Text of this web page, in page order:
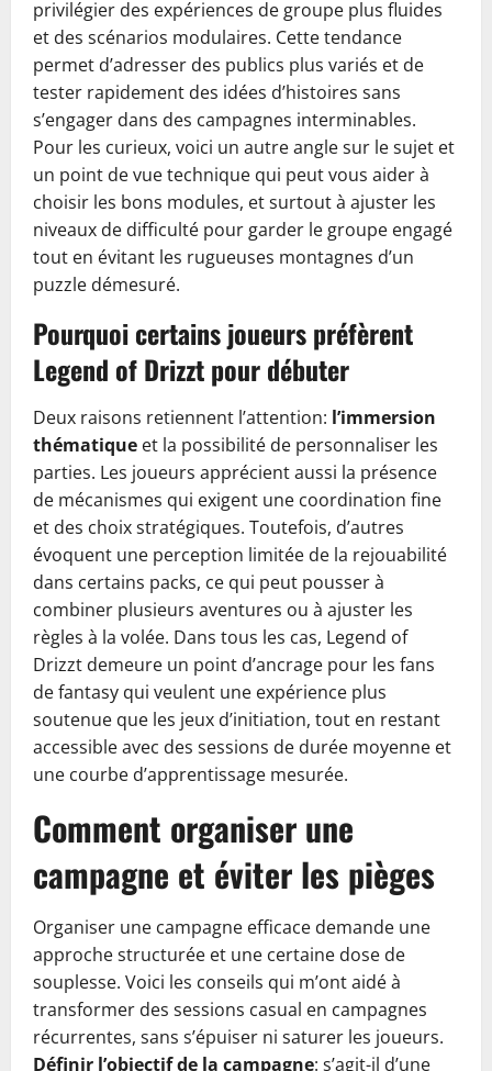
privilégier des expériences de groupe plus fluides
et des scénarios modulaires. Cette tendance
permet d’adresser des publics plus variés et de
tester rapidement des idées d’histoires sans
s’engager dans des campagnes interminables.
Pour les curieux, voici un autre angle sur le sujet et
un point de vue technique qui peut vous aider à
choisir les bons modules, et surtout à ajuster les
niveaux de difficulté pour garder le groupe engagé
tout en évitant les rugueuses montagnes d’un
puzzle démesuré.
Pourquoi certains joueurs préfèrent
Legend of Drizzt pour débuter
Deux raisons retiennent l’attention: l’immersion
thématique et la possibilité de personnaliser les
parties. Les joueurs apprécient aussi la présence
de mécanismes qui exigent une coordination fine
et des choix stratégiques. Toutefois, d’autres
évoquent une perception limitée de la rejouabilité
dans certains packs, ce qui peut pousser à
combiner plusieurs aventures ou à ajuster les
règles à la volée. Dans tous les cas, Legend of
Drizzt demeure un point d’ancrage pour les fans
de fantasy qui veulent une expérience plus
soutenue que les jeux d’initiation, tout en restant
accessible avec des sessions de durée moyenne et
une courbe d’apprentissage mesurée.
Comment organiser une
campagne et éviter les pièges
Organiser une campagne efficace demande une
approche structurée et une certaine dose de
souplesse. Voici les conseils qui m’ont aidé à
transformer des sessions casual en campagnes
récurrentes, sans s’épuiser ni saturer les joueurs.
Définir l’objectif de la campagne: s’agit-il d’une